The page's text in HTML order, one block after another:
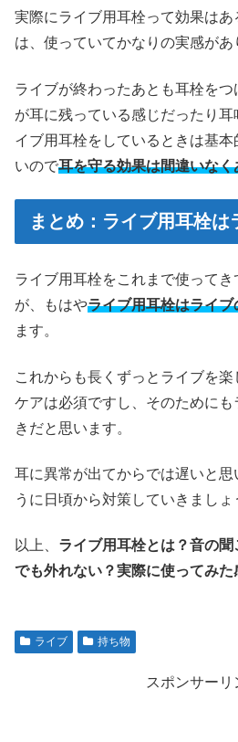
実際にライブ用耳栓って効果は
は、使っていてかなりの実感があ
ライブが終わったあとも耳栓を
が耳に残っている感じだったり
イブ用耳栓をしているときは基
いので耳を守る効果は間違いなく
まとめ：ライブ用耳栓は
ライブ用耳栓をこれまで使って
が、もはやライブ用耳栓はライブ
ます。
これからも長くずっとライブを
ケアは必須ですし、そのために
きだと思います。
耳に異常が出てからでは遅いと
うに日頃から対策していきましょ
以上、 ライブ用耳栓とは？音の
でも外れない？実際に使ってみた
ライブ 持ち物
スポンサーリ